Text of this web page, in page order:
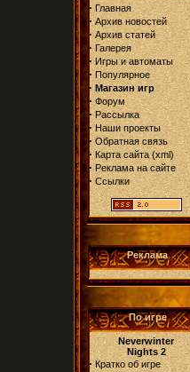
· Главная
· Архив новостей
· Архив статей
· Галерея
· Игры и автоматы
· Популярное
· Магазин игр
· Форум
· Рассылка
· Наши проекты
· Обратная связь
· Карта сайта(xml)
· Реклама на сайте
· Ссылки
Реклама
По игре
Neverwinter
Nights 2
· Кратко об игре